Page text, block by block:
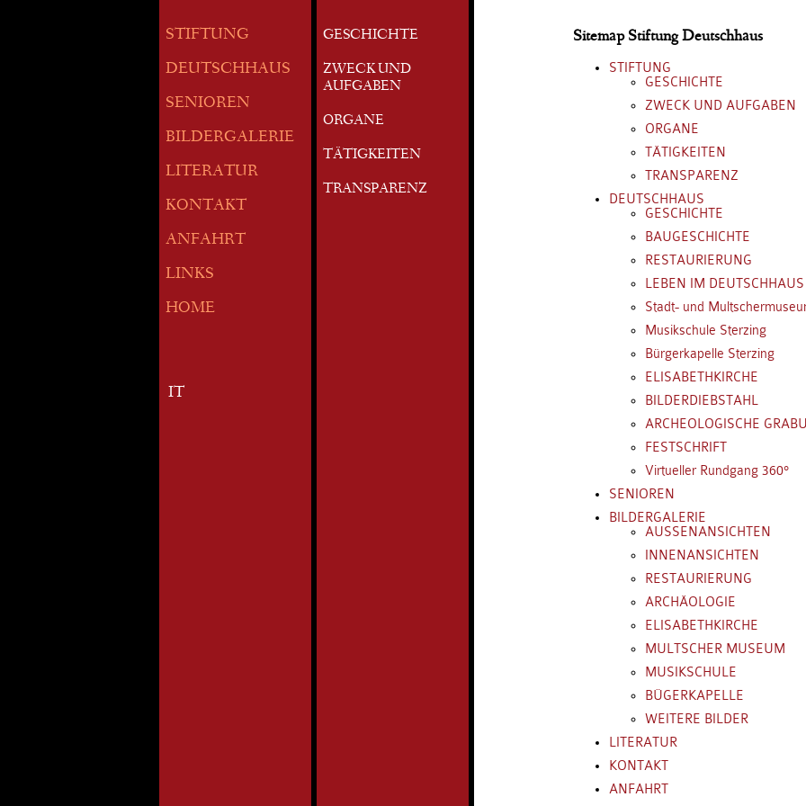
STIFTUNG
DEUTSCHHAUS
SENIOREN
BILDERGALERIE
LITERATUR
KONTAKT
ANFAHRT
LINKS
HOME
IT
GESCHICHTE
ZWECK UND
AUFGABEN
ORGANE
TÄTIGKEITEN
TRANSPARENZ
Sitemap Stiftung Deutschhaus
STIFTUNG
GESCHICHTE
ZWECK UND AUFGABEN
ORGANE
TÄTIGKEITEN
TRANSPARENZ
DEUTSCHHAUS
GESCHICHTE
BAUGESCHICHTE
RESTAURIERUNG
LEBEN IM DEUTSCHHAUS
Stadt- und
Musikschule Sterzing
Bürgerkapelle Sterzing
ELISABETHKIRCHE
BILDERDIEBSTAHL
ARCHEOLOGISCHE
FESTSCHRIFT
Virtueller Rundgang 360°
SENIOREN
BILDERGALERIE
AUSSENANSICHTEN
INNENANSICHTEN
RESTAURIERUNG
ARCHÄOLOGIE
ELISABETHKIRCHE
MULTSCHER MUSEUM
MUSIKSCHULE
BÜGERKAPELLE
WEITERE BILDER
LITERATUR
KONTAKT
ANFAHRT